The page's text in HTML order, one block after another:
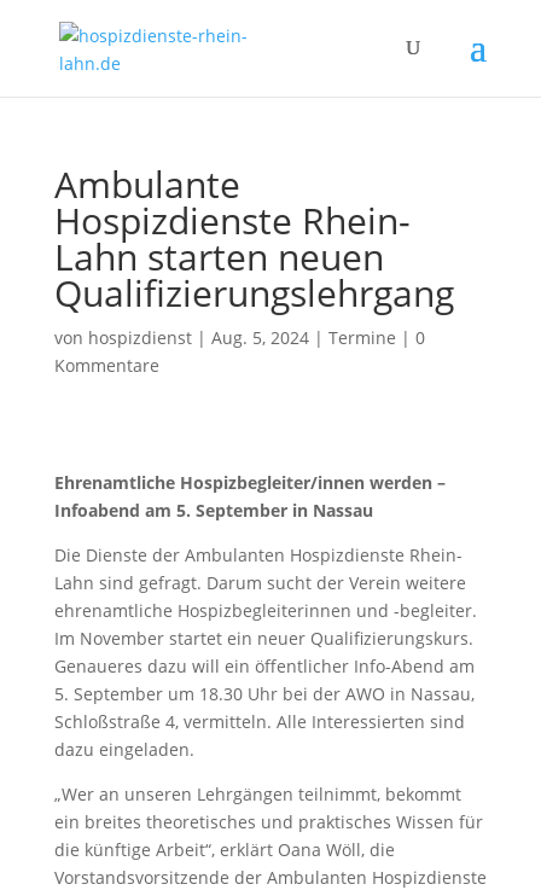
Ambulante
Hospizdienste Rhein-
Lahn starten neuen
Qualifizierungslehrgang
von hospizdienst| Aug. 5, 2024| Termine | 0
Kommentare
Ehrenamtliche Hospizbegleiter/innen werden –
Infoabend am 5. September in Nassau
Die Dienste der Ambulanten Hospizdienste Rhein-
Lahn sind gefragt. Darum sucht der Verein weitere
ehrenamtliche Hospizbegleiterinnen und -begleiter.
Im November startet ein neuer Qualifizierungskurs.
Genaueres dazu will ein öffentlicher Info-Abend am
5. September um 18.30 Uhr bei der AWO in Nassau,
Schloßstraße 4, vermitteln. Alle Interessierten sind
dazu eingeladen.
„Wer an unseren Lehrgängen teilnimmt, bekommt
ein breites theoretisches und praktisches Wissen für
die künftige Arbeit“, erklärt Oana Wöll, die
Vorstandsvorsitzende der Ambulanten Hospizdienste